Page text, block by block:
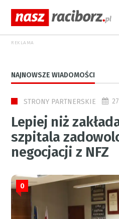
REKLAMA
NAJNOWSZE WIADOMOŚCI
STRONY PARTNERSKIE
Lepiej niż
szpitala
negocjacji z NFZ
0